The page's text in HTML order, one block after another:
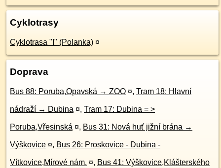
Cyklotrasy
Cyklotrasa "I" (Polanka) ¤
Doprava
Bus 88: Poruba,Opavská → ZOO ¤, Tram 18: Hlavní
nádraží → Dubina ¤, Tram 17: Dubina = >
Poruba,Vřesinská ¤, Bus 31: Nová huť jižní brána →
Výškovice ¤, Bus 26: Proskovice - Dubina -
Vítkovice,Mírové nám. ¤, Bus 41: Výškovice,Klášterského